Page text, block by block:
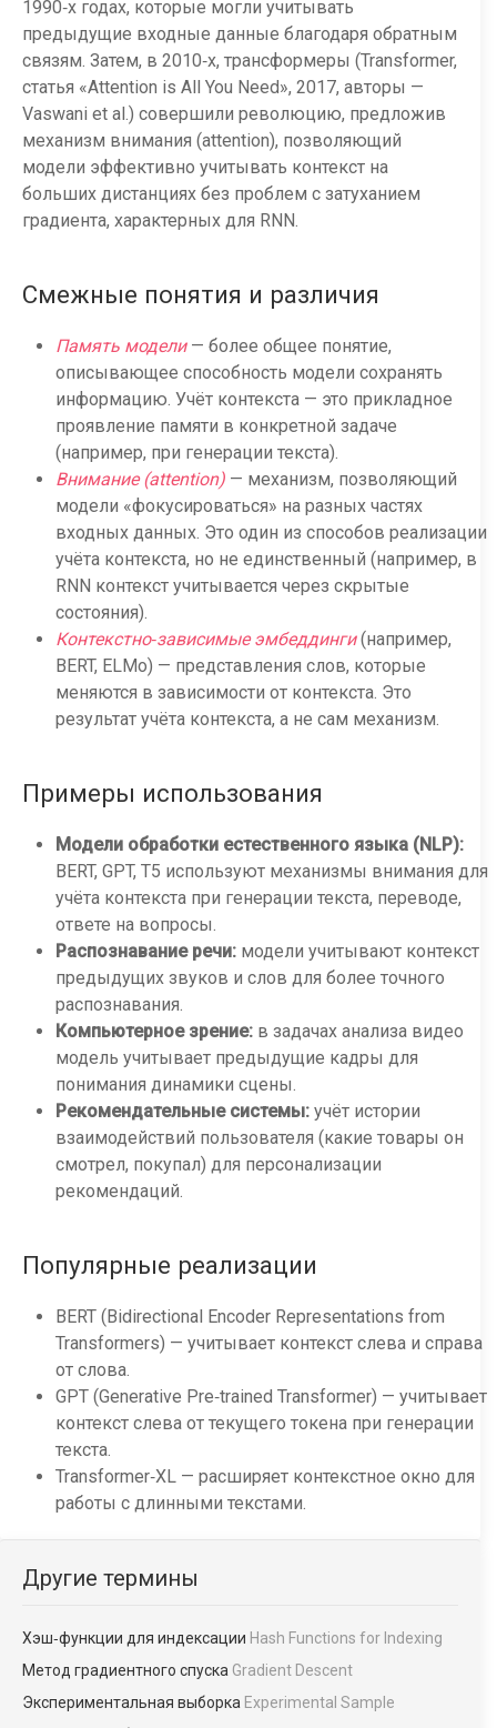
1990‑х годах, которые могли учитывать
предыдущие входные данные благодаря обратным
связям. Затем, в 2010‑х, трансформеры (Transformer,
статья «Attention is All You Need», 2017, авторы —
Vaswani et al.) совершили революцию, предложив
механизм внимания (attention), позволяющий
модели эффективно учитывать контекст на
больших дистанциях без проблем с затуханием
градиента, характерных для RNN.
Смежные понятия и различия
Память модели— более общее понятие,
описывающее способность модели сохранять
информацию. Учёт контекста — это прикладное
проявление памяти в конкретной задаче
(например, при генерации текста).
Внимание (attention) — механизм, позволяющий
модели «фокусироваться» на разных частях
входных данных. Это один из способов реализации
учёта контекста, но не единственный (например, в
RNN контекст учитывается через скрытые
состояния).
Контекстно‑зависимые эмбеддинги(например,
BERT, ELMo) — представления слов, которые
меняются в зависимости от контекста. Это
результат учёта контекста, а не сам механизм.
Примеры использования
Модели обработки естественного языка (NLP):
BERT, GPT, T5 используют механизмы внимания для
учёта контекста при генерации текста, переводе,
ответе на вопросы.
Распознавание речи: модели учитывают контекст
предыдущих звуков и слов для более точного
распознавания.
Компьютерное зрение: в задачах анализа видео
модель учитывает предыдущие кадры для
понимания динамики сцены.
Рекомендательные системы: учёт истории
взаимодействий пользователя (какие товары он
смотрел, покупал) для персонализации
рекомендаций.
Популярные реализации
BERT (Bidirectional Encoder Representations from
Transformers) — учитывает контекст слева и справа
от слова.
GPT (Generative Pre‑trained Transformer) — учитывает
контекст слева от текущего токена при генерации
текста.
Transformer‑XL — расширяет контекстное окно для
работы с длинными текстами.
Другие термины
Хэш‑функции для индексации Hash Functions for Indexing
Метод градиентного спуска Gradient Descent
Экспериментальная выборка Experimental Sample